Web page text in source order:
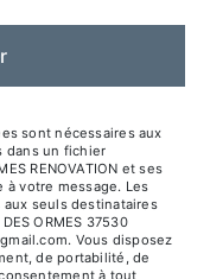
sont nécessaires aux
dans un fichier
RENOVATION et ses
votre message. Les
seuls destinataires
ORMES 37530
Vous disposez
de portabilité, de
à tout